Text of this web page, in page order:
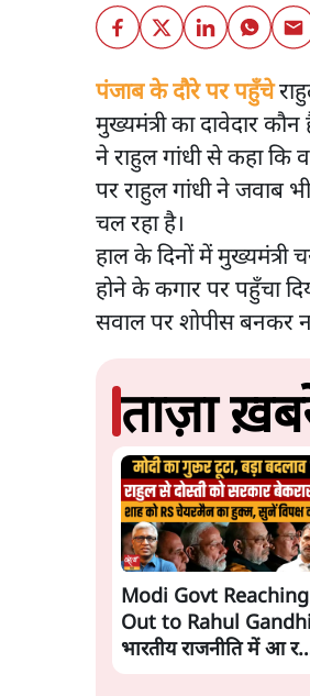
पंजाब के दौरे पर पहुँचे
मुख्यमंत्री का दावेदार
ने राहुल गांधी से कहा कि
पर राहुल गांधी ने जवाब
चल रहा है।
हाल के दिनों में मुख्यमंत्री
होने के कगार पर पहुँचा
सवाल पर शोपीस बनकर
ताज़ा
Modi Govt Reaching
Out to Rahul
भारतीय राजनीति में आ